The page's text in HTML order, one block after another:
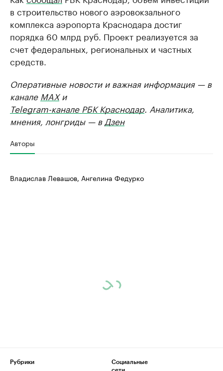
в строительство нового аэровокзального
комплекса аэропорта Краснодара достиг
порядка 60 млрд руб. Проект реализуется за
счет федеральных, региональных и частных
средств.
Оперативные новости и важная информация — в
канале MAXи
Telegram-канале РБК Краснодар. Аналитика,
мнения, лонгриды — в Дзен
Авторы
Владислав Левашов, Ангелина Федурко
Рубрики
Социальные